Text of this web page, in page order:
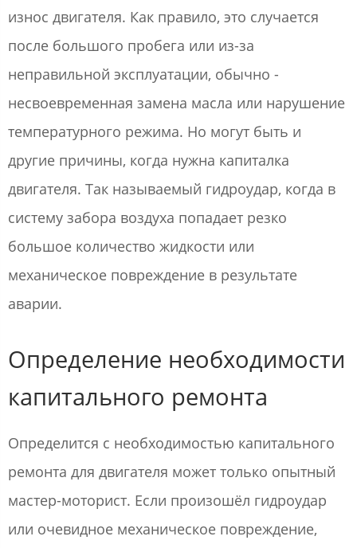
износ двигателя. Как правило, это случается
после большого пробега или из-за
неправильной эксплуатации, обычно -
несвоевременная замена масла или нарушение
температурного режима. Но могут быть и
другие причины, когда нужна капиталка
двигателя. Так называемый гидроудар, когда в
систему забора воздуха попадает резко
большое количество жидкости или
механическое повреждение в результате
аварии.
Определение необходимости
капитального ремонта
Определится с необходимостью капитального
ремонта для двигателя может только опытный
мастер-моторист. Если произошёл гидроудар
или очевидное механическое повреждение,